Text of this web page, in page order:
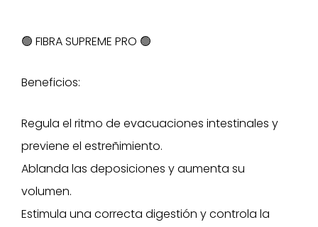
🟢 FIBRA SUPREME PRO 🟢
Beneficios:
Regula el ritmo de evacuaciones intestinales y
previene el estreñimiento.
Ablanda las deposiciones y aumenta su
volumen.
Estimula una correcta digestión y controla la